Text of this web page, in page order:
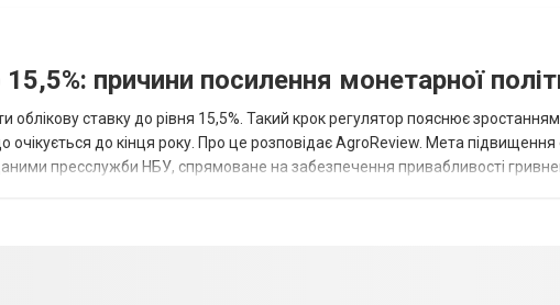
причини посилення монетарної
облікову ставку до рівня 15,5%. Такий крок регулятор пояснює
очікується до кінця року. Про це розповідає AgroReview. Мета підвищення
пресслужби НБУ, спрямоване на забезпечення привабливості